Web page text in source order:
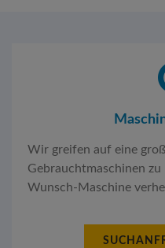
Wir greifen auf eine
Gebrauchtmaschinen
Wunsch-Maschine